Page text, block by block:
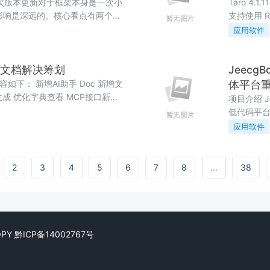
本更新对于框架本身是一次小
是深远的。核心看点有两个：1
Taro
支持使用
付宝 / 字
应用软件
档解决筹划
如下： 新增AI助手 Doc 新增文
优化字典查看 MCP接口新
体平台
项目介绍
低代码平
个性化的
应用软件
2 3 4 5 6 7 8 ... 38
黔ICP备14002767号